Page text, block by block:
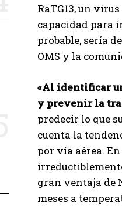
RaTG13, un
capacidad para
probable, sería
OMS y la
«Al identificar
y prevenir la
predecir lo que
cuenta la
por vía aérea.
gran ventaja de
meses a